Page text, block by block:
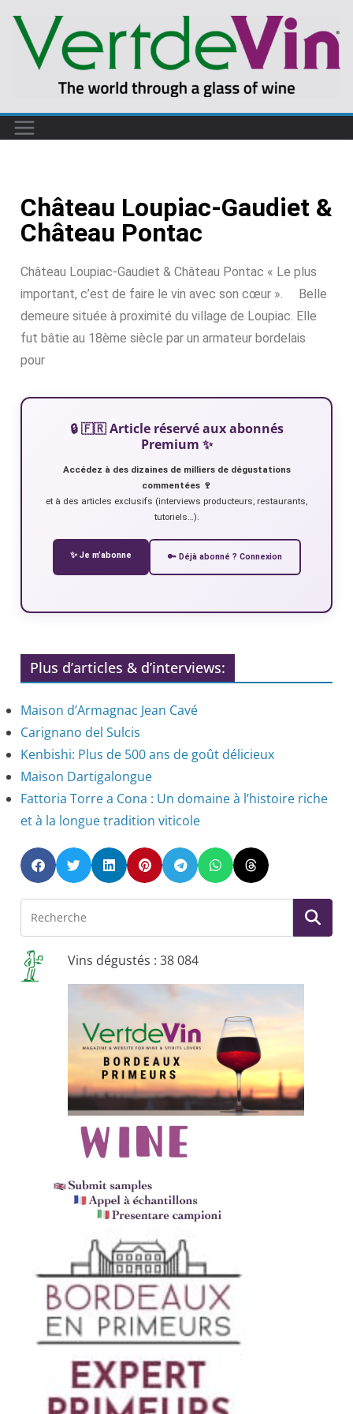
Château Loupiac-Gaudiet &
Château Pontac
Château Loupiac-Gaudiet & Château Pontac « Le plus
important, c’est de faire le vin avec son cœur ». Belle
demeure située à proximité du village de Loupiac. Elle
fut bâtie au 18ème siècle par un armateur bordelais
pour
🔒 🇫🇷 Article réservé aux abonnés
Premium ✨
Accédez à des dizaines de milliers de dégustations
commentées 🍷
et à des articles exclusifs (interviews producteurs, restaurants,
tutoriels…).
✨ Je m’abonne 🔑 Déjà abonné ? Connexion
Plus d’articles & d’interviews:
Maison d’Armagnac Jean Cavé
Carignano del Sulcis
Kenbishi: Plus de 500 ans de goût délicieux
Maison Dartigalongue
Fattoria Torre a Cona : Un domaine à l’histoire riche
et à la longue tradition viticole
Vins dégustés : 38 084